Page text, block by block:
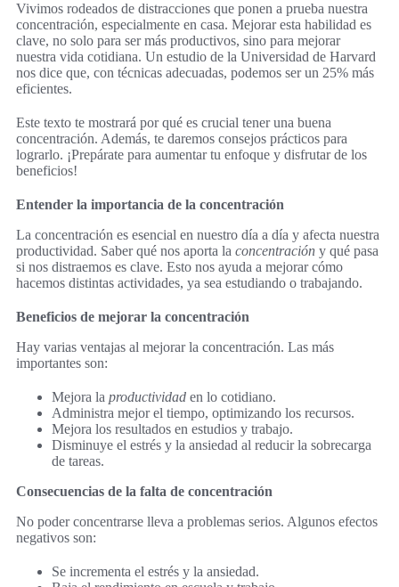
Vivimos rodeados de distracciones que ponen a prueba nuestra
concentración, especialmente en casa. Mejorar esta habilidad es
clave, no solo para ser más productivos, sino para mejorar
nuestra vida cotidiana. Un estudio de la Universidad de Harvard
nos dice que, con técnicas adecuadas, podemos ser un 25% más
eficientes.
Este texto te mostrará por qué es crucial tener una buena
concentración. Además, te daremos consejos prácticos para
lograrlo. ¡Prepárate para aumentar tu enfoque y disfrutar de los
beneficios!
Entender la importancia de la concentración
La concentración es esencial en nuestro día a día y afecta nuestra
productividad. Saber qué nos aporta la concentración y qué pasa
si nos distraemos es clave. Esto nos ayuda a mejorar cómo
hacemos distintas actividades, ya sea estudiando o trabajando.
Beneficios de mejorar la concentración
Hay varias ventajas al mejorar la concentración. Las más
importantes son:
Mejora la productividad en lo cotidiano.
Administra mejor el tiempo, optimizando los recursos.
Mejora los resultados en estudios y trabajo.
Disminuye el estrés y la ansiedad al reducir la sobrecarga
de tareas.
Consecuencias de la falta de concentración
No poder concentrarse lleva a problemas serios. Algunos efectos
negativos son:
Se incrementa el estrés y la ansiedad.